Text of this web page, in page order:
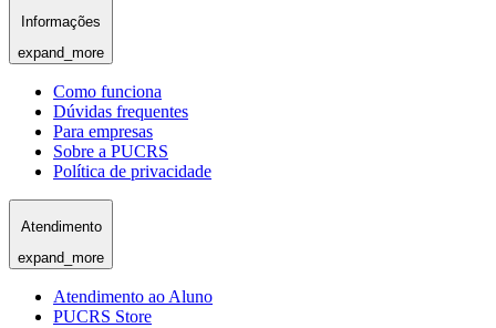
Informações
expand_more
Como funciona
Dúvidas frequentes
Para empresas
Sobre a PUCRS
Política de privacidade
Atendimento
expand_more
Atendimento ao Aluno
PUCRS Store